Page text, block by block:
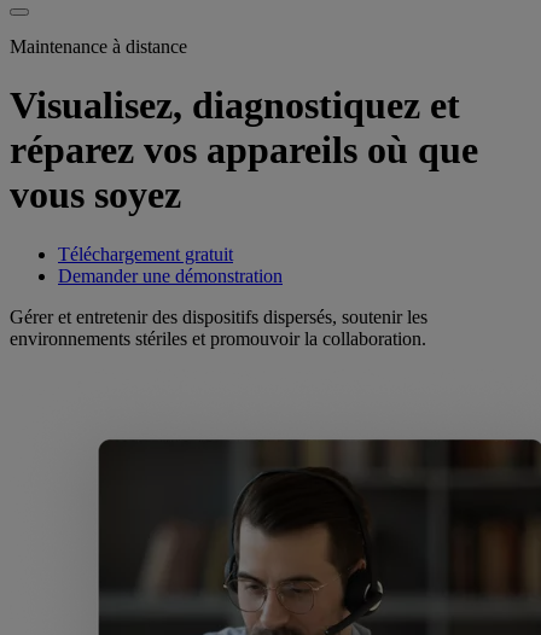
Maintenance à distance
Visualisez, diagnostiquez et
réparez vos appareils où que
vous soyez
Téléchargement gratuit
Demander une démonstration
Gérer et entretenir des dispositifs dispersés, soutenir les
environnements stériles et promouvoir la collaboration.